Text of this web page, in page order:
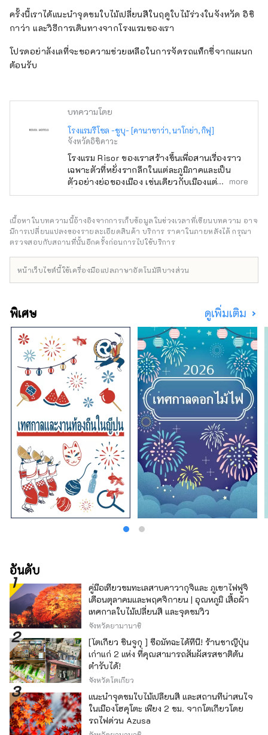
ครั้งนี้เราได้แนะนำจุดชมใบไม้เปลี่ยนสีในฤดูใบไม้ร่วงในจังหวัด อิชิ
กาว่า และวิธีการเดินทางจากโรงแรมของเรา
โปรดอย่าลังเลที่จะขอความช่วยเหลือในการจัดรถแท็กซี่จากแผนก
ต้อนรับ
บทความโดย
โรงแรมรีโซล -ชูบุ- [คานาซาว่า, นาโกย่า, กิฟุ]
จังหวัดอิชิคาวะ
โรงแรม Risor ของเราสร้างขึ้นเพื่อสานเรื่องราว
เฉพาะตัวที่หยั่งรากลึกในแต่ละภูมิภาคและเป็น
ตัวอย่างย่อของเมือง เช่นเดียวกับเมืองแต่ละเมือง
ที่มีรูปร่างเฉพาะตัว เมืองแต่ละแห่งก็ต้อนรับผู้มา
โรงแรมรีโซล ทรินิตี้ คานาซาวะ ~เวลาที่หาได้
เฉพาะในเมืองนี้เท่านั้น~ เมืองคานาซาวะซึ่งเป็น
เมืองที่ใหญ่ที่สุดในภูมิภาคโฮคุริกุนั้นยังเป็นที่รู้จัก
ประวัติศาสตร์เริ่มต้นขึ้นในปี ค.ศ. 1546 ด้วยหอ
หัตถกรรมและศิลปะการแสดงก็ได้ได้รับการ
พัฒนา โรงแรมรีโซล ทรินิตี้ คานาซาวะ มุ่งมั่นที่จะ
ถ่ายทอดเสน่ห์อันเป็นเอกลักษณ์ของเมืองคานาซา
วะ ก่อตั้งขึ้นเพื่อเป็นศูนย์กลางการสืบทอด
วัฒนธรรมและการพัฒนาเมือง โรงแรม Resol
Trinity Kanazawa นำเสนอความเชื่อมโยงอันเป็น
เอกลักษณ์ระหว่างประเพณีและวัฒนธรรม สัมผัส
ช่วงเวลาอันหรูหราที่เต็มไปด้วยความอลังการของ
โดเมนโคกุล้านแห่งคางะที่ Hotel Resol Trinity
Kanazawa “โรงแรมรีโซล นาโกย่า” ～โรงแรมที่
สามารถใส่สูทและรองเท้าผ้าใบได้～ โรงแรม
สไตล์อเมริกันในเมืองแห่งนี้มีธีม "ชุดสูทและ
รองเท้าผ้าใบ" รสชาติของดนตรีแจ๊ส ซึ่งเป็น
วัฒนธรรมทางดนตรีที่เป็นเอกลักษณ์ของประเทศ
ของเขา กระจายอยู่ทั่วทั้งอาคาร มันสร้างสมดุลที่
สมบูรณ์แบบระหว่างความตึงเครียดและความผ่อน
คลาย พื้นที่ได้รับการออกแบบด้วยความใส่ใจใน
รายละเอียด ตั้งแต่วัสดุไปจนถึงเฟอร์นิเจอร์ วัตถุ
และอุปกรณ์ตกแต่ง เป็นเหมือน “แหล่งสังสรรค์
อายของวัฒนธรรมเก่าแก่และความชาญฉลาด
โรงแรมพักผ่อนสบายๆ สำหรับผู้ใหญ่ “โรงแรมรี
โซล กิฟุ” - สัมผัสวัฒนธรรมและประวัติศาสตร์ที่
หล่อเลี้ยงด้วยลำธารอันใสสะอาดด้วยประสาท
สัมผัสทั้งห้าของคุณ - ภูเขาเขียวสวยงาม ลำธาร
อันใสสะอาดที่ดูเหมือนจะชำระล้างแม้แต่จิต
วิญญาณของคุณได้ จังหวัดกิฟุได้รับพรให้มี
ทิวทัศน์ทางธรรมชาติที่สวยงามและมี
ประวัติศาสตร์อันยาวนานในฐานะเมืองที่อาศัย
อยู่ร่วมกับน้ำอย่างกลมกลืน ใช้เวลาเดินเพียง 20
นาทีจากโรงแรม คุณจะพบกับน้ำตกธรรมชาติแห่ง
เดียวของเมือง ซึ่งได้รับน้ำจากลำธารที่ไหลมา
จากภูเขาโมโมดาเกะ ทิวทัศน์จะเปลี่ยนแปลงไป
more
เนื้อหาในบทความนี้อ้างอิงจากการเก็บข้อมูลในช่วงเวลาที่เขียนบทความ อาจ
มีการเปลี่ยนแปลงของรายละเอียดสินค้า บริการ ราคาในภายหลังได้ กรุณา
ตรวจสอบกับสถานที่นั้นอีกครั้งก่อนการไปใช้บริการ
หน้าเว็บไซต์นี้ใช้เครื่องมือแปลภาษาอัตโนมัติบางส่วน
พิเศษ ดูเพิ่มเติม
อันดับ
คู่มือเที่ยวชมทะเลสาบคาวากุจิและ ภูเขาไฟฟูจิ
เดือนตุลาคมและพฤศจิกายน | อุณหภูมิ เสื้อผ้า
เทศกาลใบไม้เปลี่ยนสี และจุดชมวิว
จังหวัดยามานาชิ
[โตเกียว ชินจูกุ ] ซื้อมัทฉะได้ที่นี่! ร้านชาญี่ปุ่น
เก่าแก่ 2 แห่ง ที่คุณสามารถสัมผัสรสชาติต้น
ตำรับได้!
จังหวัดโตเกียว
แนะนำจุดชมใบไม้เปลี่ยนสี และสถานที่น่าสนใจ
ในเมืองโฮคุโตะ เพียง 2 ชม. จากโตเกียวโดย
รถไฟด่วน Azusa